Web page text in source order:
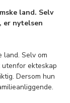
land. Selv
er nytelsen
land. Selv om
utenfor ekteskap
Dersom hun